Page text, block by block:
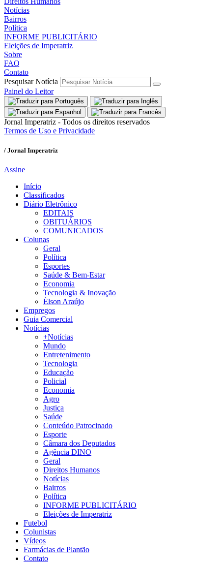
Notícias
Bairros
Política
INFORME PUBLICITÁRIO
Eleições de Imperatriz
Sobre
FAQ
Contato
Pesquisar Notícia
Painel do Leitor
Jornal Imperatriz - Todos os direitos reservados
Termos de Uso e Privacidade
/ Jornal Imperatriz
Assine
Início
Classificados
Diário Eletrônico
EDITAIS
OBITUÁRIOS
COMUNICADOS
Colunas
Geral
Política
Esportes
Saúde & Bem-Estar
Economia
Tecnologia & Inovação
Élson Araújo
Empregos
Guia Comercial
Notícias
+Notícias
Mundo
Entretenimento
Tecnologia
Educação
Policial
Economia
Agro
Justiça
Saúde
Conteúdo Patrocinado
Esporte
Câmara dos Deputados
Agência DINO
Geral
Direitos Humanos
Notícias
Bairros
Política
INFORME PUBLICITÁRIO
Eleições de Imperatriz
Futebol
Colunistas
Vídeos
Farmácias de Plantão
Contato